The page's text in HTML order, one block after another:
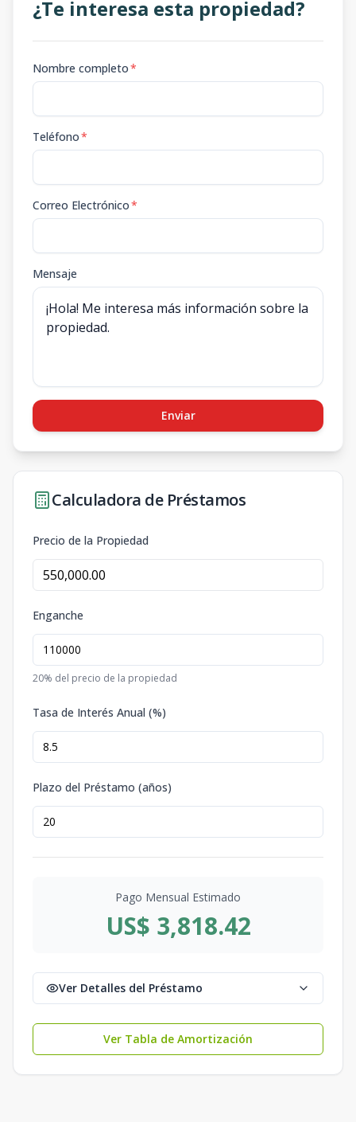
¿Te interesa esta propiedad?
Nombre completo*
Teléfono*
Correo Electrónico*
Mensaje
Enviar
Calculadora de Préstamos
Precio de la Propiedad
Enganche
20% del precio de la propiedad
Tasa de Interés Anual (%)
Plazo del Préstamo (años)
Pago Mensual Estimado
US$ 3,818.42
Ver Detalles del Préstamo
Ver Tabla de Amortización